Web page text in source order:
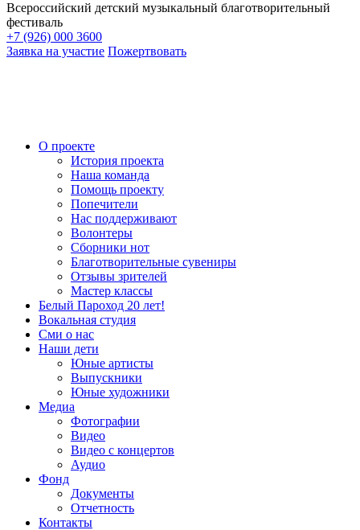
Всероссийский детский музыкальный благотворительный
фестиваль
+7 (926) 000 3600
Заявка на участие Пожертвовать
О проекте
История проекта
Наша команда
Помощь проекту
Попечители
Нас поддерживают
Волонтеры
Сборники нот
Благотворительные сувениры
Отзывы зрителей
Мастер классы
Белый Пароход 20 лет!
Вокальная студия
Сми о нас
Наши дети
Юные артисты
Выпускники
Юные художники
Медиа
Фотографии
Видео
Видео с концертов
Аудио
Фонд
Документы
Отчетность
Контакты